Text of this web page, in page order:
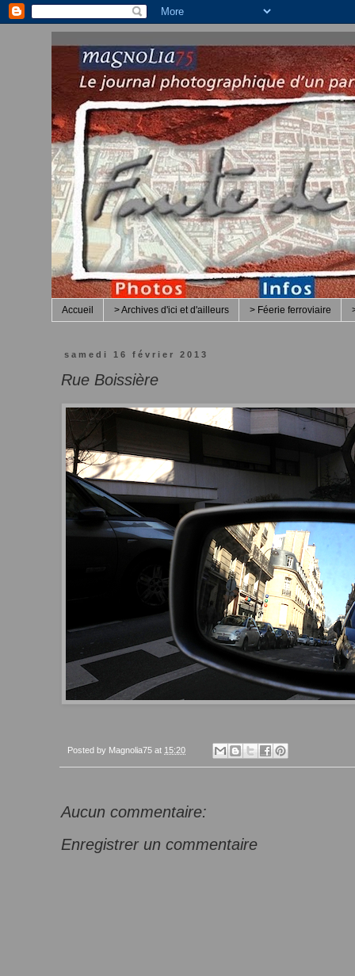
Accueil > Archives d'ici et d'ailleurs > Féerie ferroviaire
samedi 16 février 2013
Rue Boissière
Posted by Magnolia75 at 15:20
Aucun commentaire:
Enregistrer un commentaire